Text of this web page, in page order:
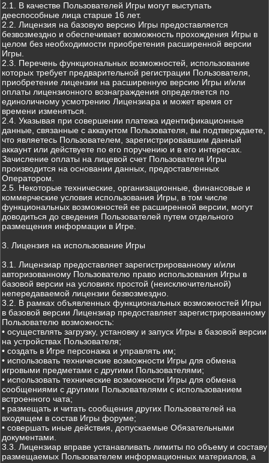
2.1. В качестве Пользователей Игры могут выступать
дееспособные лица старше 16 лет.
2.2. Лицензия на базовую версию Игры предоставляется
безвозмездно и обеспечивает возможность прохождения Игры в
целом без необходимости приобретения расширенной версии
Игры.
2.3. Перечень функциональных возможностей, использование
которых требует предварительной регистрации Пользователя,
приобретение лицензии на расширенную версию Игры и/или
оплаты лицензионного вознаграждения определяется по
единоличному усмотрению Лицензиара и может время от
времени изменяться.
2.4. Указывая при совершении платежа идентификационные
данные, связанные с аккаунтом Пользователя, вы подтверждаете,
что являетесь Пользователем, зарегистрировавшим данный
аккаунт или действуете по его поручению и в его интересах.
Зачисление оплаты на лицевой счет Пользователя Игры
производится на основании данных, предоставленных
Оператором.
2.5. Некоторые технические, организационные, финансовые и
коммерческие условия использования Игры, в том числе
функциональных возможностей ее расширенной версии, могут
доводиться до сведения Пользователей путем отдельного
размещения информации в Игре.
3. Лицензия на использование Игры
3.1. Лицензиар предоставляет зарегистрированному и/или
авторизованному Пользователю право использования Игры в
базовой версии на условиях простой (неисключительной)
непередаваемой лицензии безвозмездно.
3.2. В рамках объявленных функциональных возможностей Игры
в базовой версии Лицензиар предоставляет зарегистрированному
Пользователю возможность:
• осуществлять загрузку, установку и запуск Игры в базовой версии
на устройствах Пользователя;
• создать в Игре персонажа и управлять им;
• использовать технические возможности Игры для обмена
игровыми предметами с другими Пользователями;
• использовать технические возможности Игры для обмена
сообщениями с другими Пользователями с использованием
встроенного чата;
• размещать и читать сообщения других Пользователей на
входящем в состав Игры форуме;
• совершать иные действия, допускаемые Обязательными
документами.
3.3. Лицензиар вправе устанавливать лимиты по объему и составу
размещаемых Пользователем информационных материалов, а